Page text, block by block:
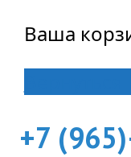
Ваша
+7